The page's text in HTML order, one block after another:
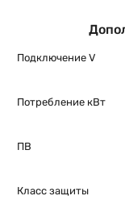
Подключение V
Потребление кВт
ПВ
Класс защиты